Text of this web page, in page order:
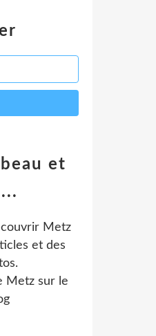
et
Metz
et des
Metzsur le